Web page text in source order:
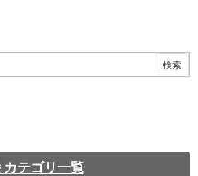
カテゴリ一覧